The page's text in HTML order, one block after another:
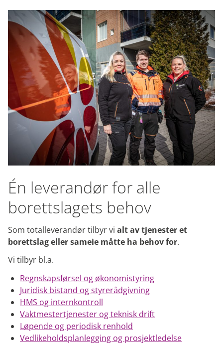
nettverk, og vil derfor alltid vite hvem man skal
kontakte for best mulig avtaler.
Noen av de vanligste oppgavene vi bistår
borettslag og sameier med er:
Regnskapsførsel
Daglige oppdateringer
Elektronisk fakturamottak
Rapportering
Årsavslutning
Rapportering til offentlige etater
Økonomistyring
Utarbeide driftsbudsjett slik at boligselskapet
har en trygg likviditet
Administrasjon av individuell nedbetaling av
fellesgjeld (IN) for boligselskap
Felleskostnader
Lån
Innhenting av lånetilbud og administrering av
lån
Utarbeide lånesøknader for sameier og
Én leverandør for alle
borettslagets behov
Som totalleverandør tilbyr vi alt av tjenester et
borettslag eller sameie måtte ha behov for.
Vi tilbyr bl.a.
Regnskapsførsel og økonomistyring
Juridisk bistand og styrerådgivning
HMS og internkontroll
Vaktmestertjenester og teknisk drift
Løpende og periodisk renhold
Vedlikeholdsplanlegging og prosjektledelse